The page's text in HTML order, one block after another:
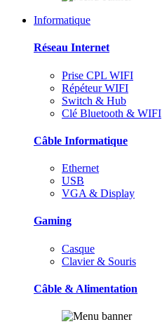
Informatique
Réseau Internet
Prise CPL WIFI
Répéteur WIFI
Switch & Hub
Clé Bluetooth & WIFI
Câble Informatique
Ethernet
USB
VGA & Display
Gaming
Casque
Clavier & Souris
Câble & Alimentation